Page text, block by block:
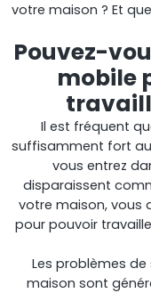
votre maison ? Et
Pouvez-
mobile
Il est fréquent
suffisamment fort
vous entrez
disparaissent
votre maison, vous
pour pouvoir
Les problèmes de
maison sont